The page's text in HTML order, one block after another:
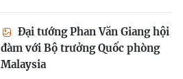
Đại tướng Phan Văn Giang hội
đàm với Bộ trưởng Quốc phòng
Malaysia